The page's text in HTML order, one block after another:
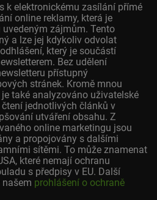
k elektronickému zasílání přímé
online reklamy, která je
zájmům. Tento
a lze jej kdykoliv odvolat
který je součástí
Bez udělení
přístupný
stránek. Kromě mnou
také analyzováno uživatelské
jednotlivých článků v
utváření obsahu. Z
online marketingu jsou
a propojovány s dalšími
sítěmi. To může znamenat
které nemají ochranu
s předpisy v EU. Další
prohlášení o ochraně